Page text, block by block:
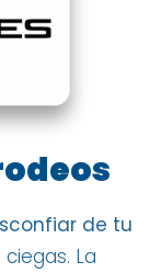
de tu
La